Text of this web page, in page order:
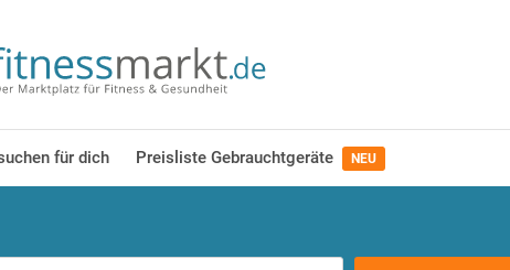
für dich Preisliste Gebrauchtgeräte NEU